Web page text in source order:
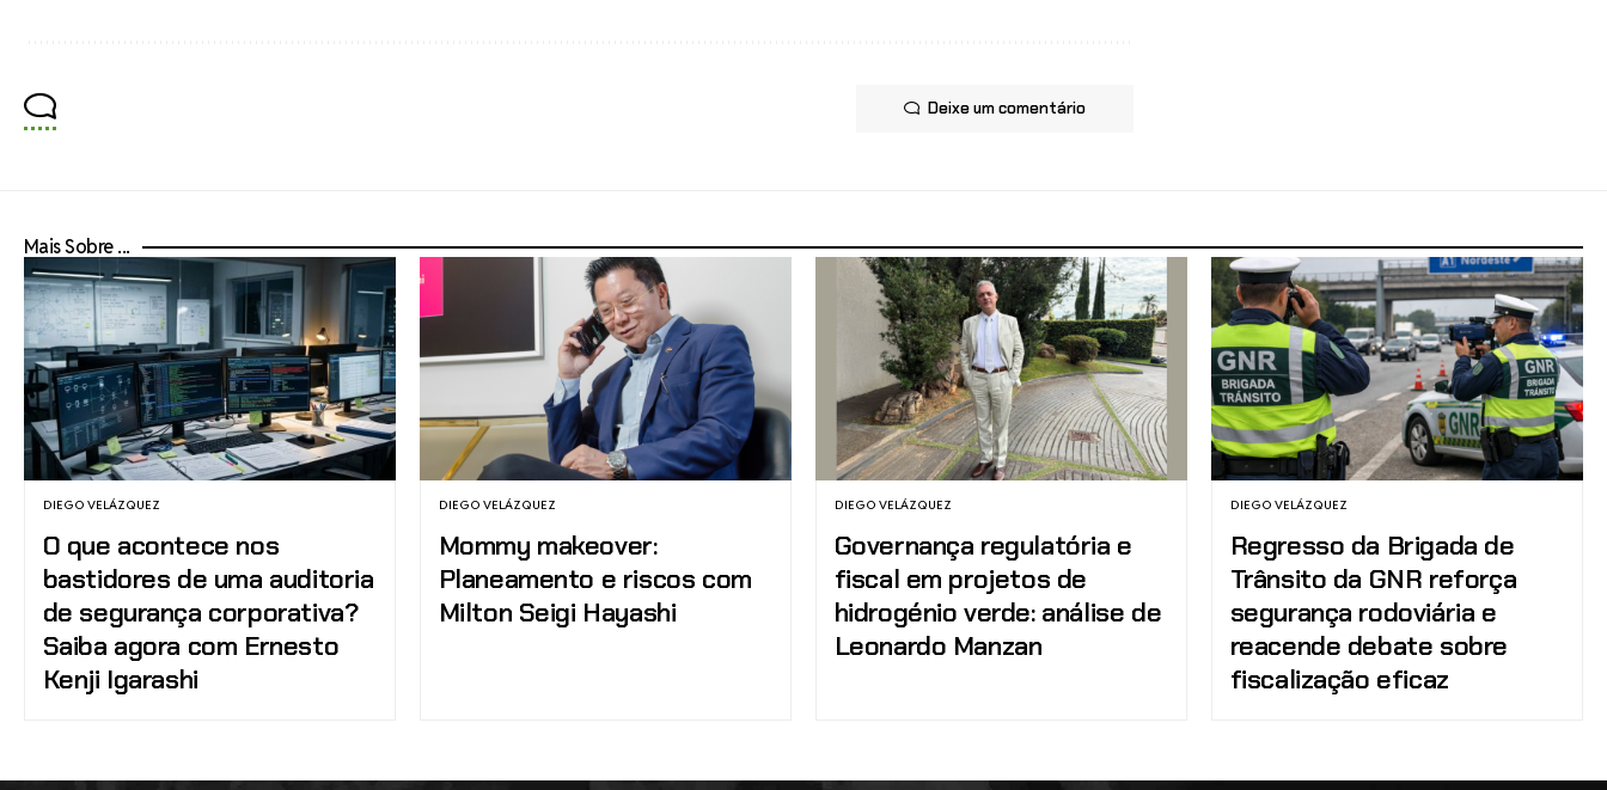
Deixe um comentário
Mais Sobre ...
DIEGO VELÁZQUEZ
O que acontece nos
bastidores de uma auditoria
de segurança corporativa?
Saiba agora com Ernesto
Kenji Igarashi
DIEGO VELÁZQUEZ
Mommy makeover:
Planeamento e riscos com
Milton Seigi Hayashi
DIEGO VELÁZQUEZ
Governança regulatória e
fiscal em projetos de
hidrogénio verde: análise de
Leonardo Manzan
DIEGO VELÁZQUEZ
Regresso da Brigada de
Trânsito da GNR reforça
segurança rodoviária e
reacende debate sobre
fiscalização eficaz